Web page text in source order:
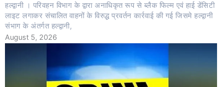
हल्द्वानी । परिवहन विभाग के द्वारा अनाधिकृत रूप से ब्लैक फिल्म एवं हाई डेंसिटी
लाइट लगाकर संचालित वाहनों के विरुद्ध प्रवर्तन कार्रवाई की गई जिसमे हल्द्वानी
संभाग के अंतर्गत हल्द्वानी,
August 5, 2026